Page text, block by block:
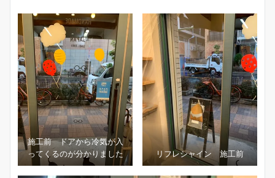
施工前 ドアから冷気が入
ってくるのが分かりました
リフレシャイン 施工前